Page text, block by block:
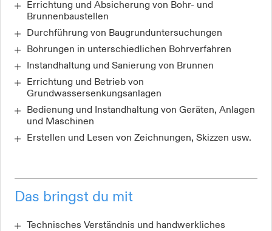
Errichtung und Absicherung von Bohr- und
Brunnenbaustellen
Durchführung von Baugrunduntersuchungen
Bohrungen in unterschiedlichen Bohrverfahren
Instandhaltung und Sanierung von Brunnen
Errichtung und Betrieb von
Grundwassersenkungsanlagen
Bedienung und Instandhaltung von Geräten, Anlagen
und Maschinen
Erstellen und Lesen von Zeichnungen, Skizzen usw.
Das bringst du mit
Technisches Verständnis und handwerkliches